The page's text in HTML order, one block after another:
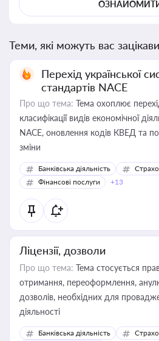
Теми, які можуть вас
Перехід української
стандартів NACE
Про що тема: Тема охоплює
класифікації видів економічної
NACE, оновлення кодів КВЕД та
зміни
Банківська діяльність
Фінансові послуги
+13
Ліцензії, дозволи
Про що тема: Тема стосується
отримання, переоформлення,
дозволів, необхідних для
діяльності
Банківська діяльність